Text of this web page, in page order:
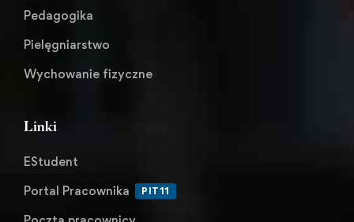
Pedagogika
Pielęgniarstwo
Wychowanie fizyczne
Linki
EStudent
Portal Pracownika
PIT11